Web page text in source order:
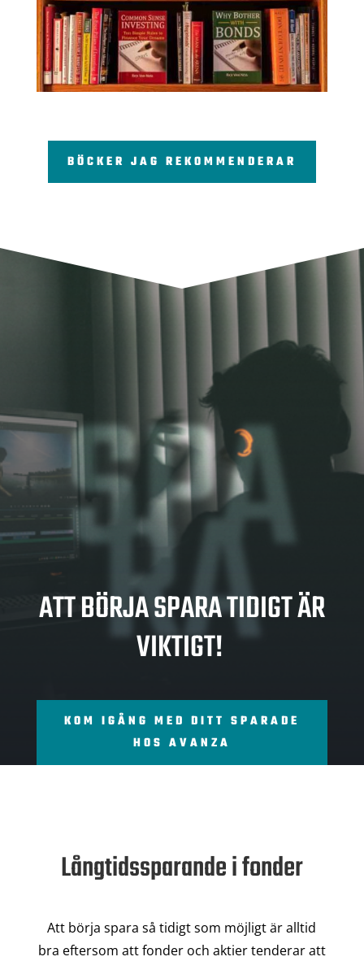
BÖCKER JAG REKOMMENDERAR
SPA
RA
ATT BÖRJA SPARA TIDIGT ÄR
VIKTIGT!
KOM IGÅNG MED DITT SPARADE
HOS AVANZA
Långtidssparande i fonder
Att börja spara så tidigt som möjligt är alltid
bra eftersom att fonder och aktier tenderar att